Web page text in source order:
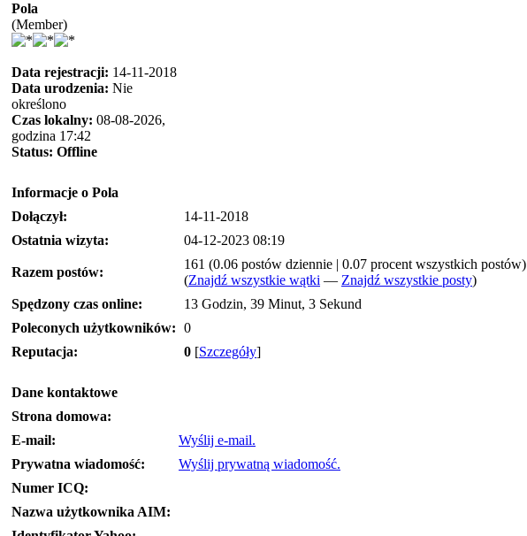
Pola
(Member)
Data rejestracji: 14-11-2018
Data urodzenia: Nie
określono
Czas lokalny: 08-08-2026,
godzina 17:42
Status: Offline
Informacje o Pola
Dołączył:
14-11-2018
Ostatnia wizyta:
04-12-2023 08:19
Razem postów:
161 (0.06 postów dziennie | 0.07 procent wszystkich postów)
(Znajdź wszystkie wątki — Znajdź wszystkie posty)
Spędzony czas online:
13 Godzin, 39 Minut, 3 Sekund
Poleconych użytkowników: 0
Reputacja:
0 [Szczegóły]
Dane kontaktowe
Strona domowa:
E-mail:
Wyślij e-mail.
Prywatna wiadomość:
Wyślij prywatną wiadomość.
Numer ICQ:
Nazwa użytkownika AIM: